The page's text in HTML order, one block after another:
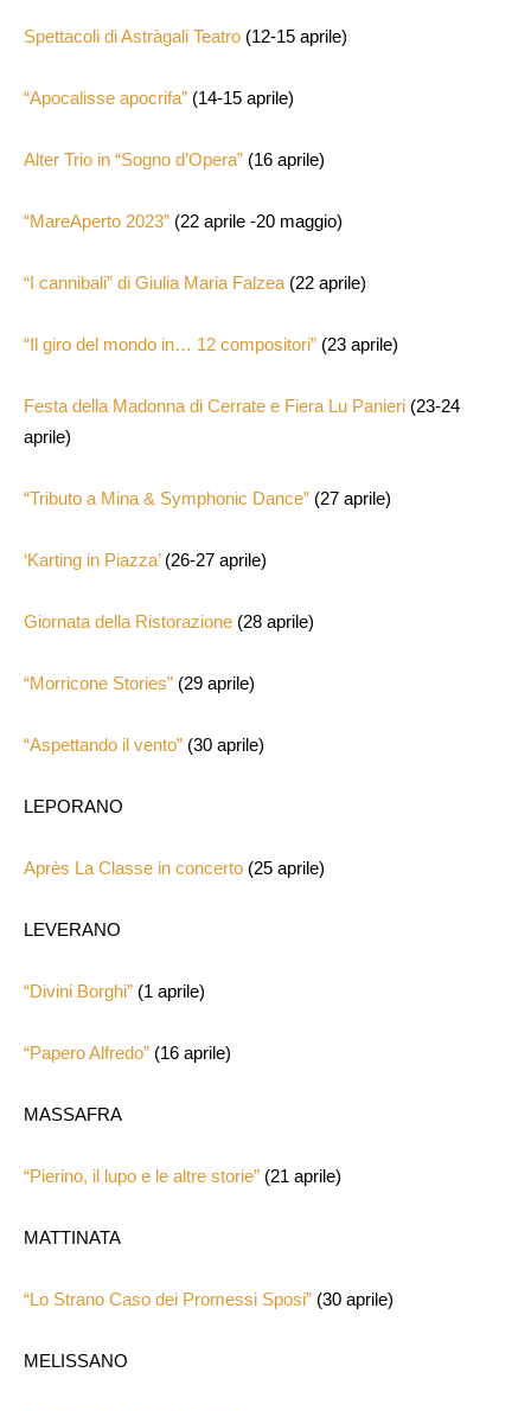
Spettacoli di Astràgali Teatro (12-15 aprile)
“Apocalisse apocrifa” (14-15 aprile)
Alter Trio in “Sogno d’Opera” (16 aprile)
“MareAperto 2023” (22 aprile -20 maggio)
“I cannibali” di Giulia Maria Falzea (22 aprile)
“Il giro del mondo in… 12 compositori” (23 aprile)
Festa della Madonna di Cerrate e Fiera Lu Panieri (23-24
aprile)
“Tributo a Mina & Symphonic Dance” (27 aprile)
‘Karting in Piazza’(26-27 aprile)
Giornata della Ristorazione (28 aprile)
“Morricone Stories” (29 aprile)
“Aspettando il vento” (30 aprile)
LEPORANO
Après La Classe in concerto (25 aprile)
LEVERANO
“Divini Borghi” (1 aprile)
“Papero Alfredo” (16 aprile)
MASSAFRA
“Pierino, il lupo e le altre storie” (21 aprile)
MATTINATA
“Lo Strano Caso dei Promessi Sposi” (30 aprile)
MELISSANO